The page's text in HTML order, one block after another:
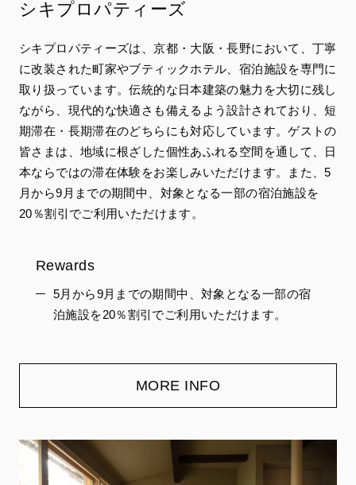
シキプロパティーズ
シキプロパティーズは、京都・大阪・長野において、丁寧
に改装された町家やブティックホテル、宿泊施設を専門に
取り扱っています。伝統的な日本建築の魅力を大切に残し
ながら、現代的な快適さも備えるよう設計されており、短
期滞在・長期滞在のどちらにも対応しています。ゲストの
皆さまは、地域に根ざした個性あふれる空間を通して、日
本ならではの滞在体験をお楽しみいただけます。また、5
月から9月までの期間中、対象となる一部の宿泊施設を
20％割引でご利用いただけます。
Rewards
5月から9月までの期間中、対象となる一部の宿
泊施設を20％割引でご利用いただけます。
MORE INFO